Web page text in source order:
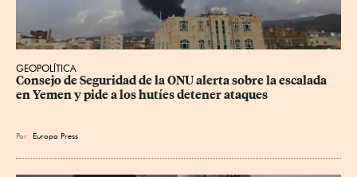
GEOPOLÍTICA
Consejo de Seguridad de la ONU alerta sobre la escalada
en Yemen y pide a los hutíes detener ataques
Por Europa Press